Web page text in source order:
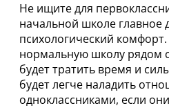
Не ищите для
начальной школе главное
психологический
нормальную школу рядом
будет тратить время и
будет легче наладить
одноклассниками, если